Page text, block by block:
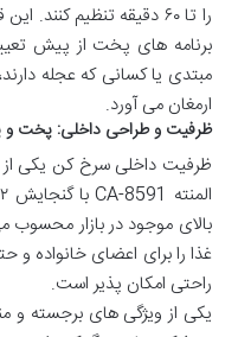
را تا ۶۰ دقیقه تنظیم
برنامه های پخت از پیش
مبتدی یا کسانی که عجله
ارمغان می آورد.
ظرفیت و طراحی داخلی: پخت و
ظرفیت داخلی سرخ کن یکی از
بالای موجود در بازار
غذا را برای اعضای خانواده
راحتی امکان پذیر است.
یکی از ویژگی های برجسته و